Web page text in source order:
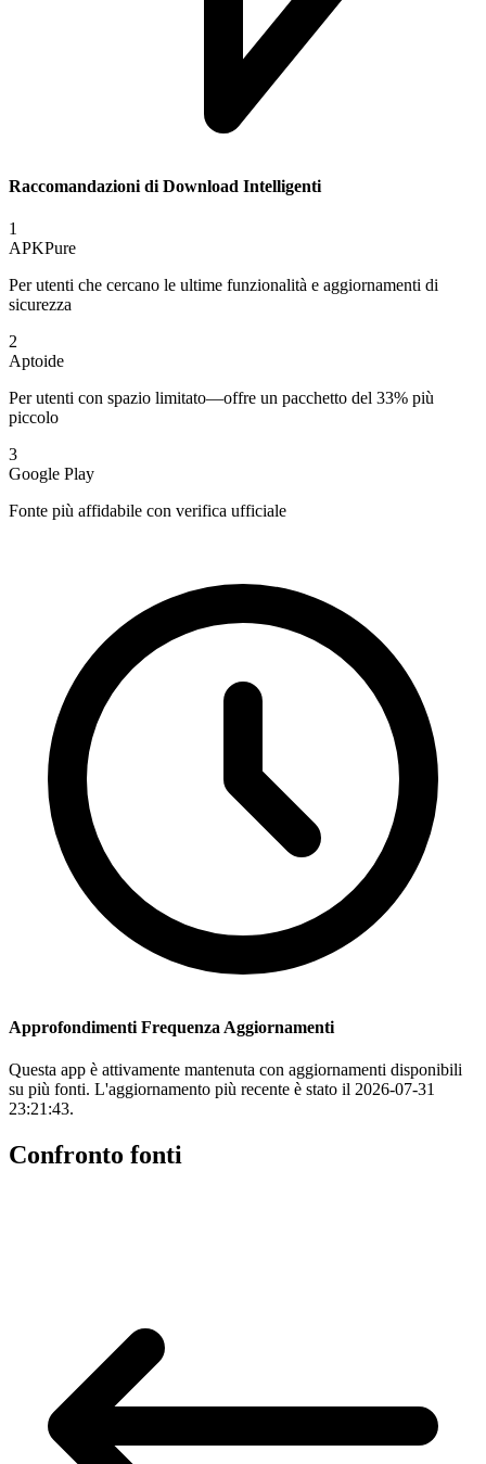
Raccomandazioni di Download Intelligenti
1
APKPure
Per utenti che cercano le ultime funzionalità e aggiornamenti di
sicurezza
2
Aptoide
Per utenti con spazio limitato—offre un pacchetto del 33% più
piccolo
3
Google Play
Fonte più affidabile con verifica ufficiale
Approfondimenti Frequenza Aggiornamenti
Questa app è attivamente mantenuta con aggiornamenti disponibili
su più fonti. L'aggiornamento più recente è stato il 2026-07-31
23:21:43.
Confronto fonti